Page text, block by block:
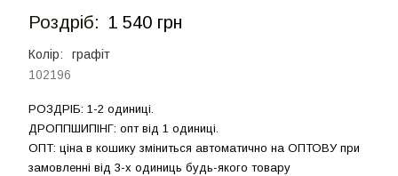
Роздрiб: 1 540 грн
Колір:
графіт
102196
РОЗДРIБ: 1-2 одиниці.
ДРОППШИПIНГ: опт від 1 одиницi.
ОПТ: ціна в кошику зміниться автоматично на ОПТОВУ при
замовленні від 3-х одиниць будь-якого товару